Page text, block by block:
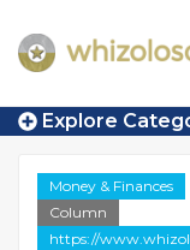
Explore
Money & Finances
Column
https://